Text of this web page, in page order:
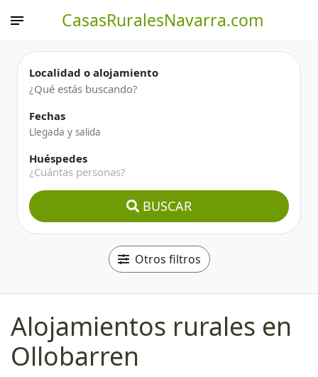
CasasRuralesNavarra.com
Localidad o alojamiento
Fechas
Huéspedes
¿Cuántas personas?
BUSCAR
Otros filtros
Alojamientos rurales en
Ollobarren